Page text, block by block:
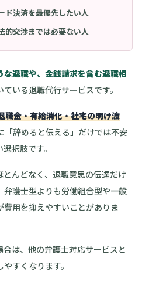
ド決済を最優先したい人
的交渉までは必要ない人
な退職や、金銭請求を含む退職相
ている退職代行サービスです。
職金・有給消化・社宅の明け渡
「辞めると伝える」だけでは不安
択肢です。
んどなく、退職意思の伝達だけ
護士型よりも労働組合型や一般
用を抑えやすいことがありま
は、他の弁護士対応サービスと
すくなります。